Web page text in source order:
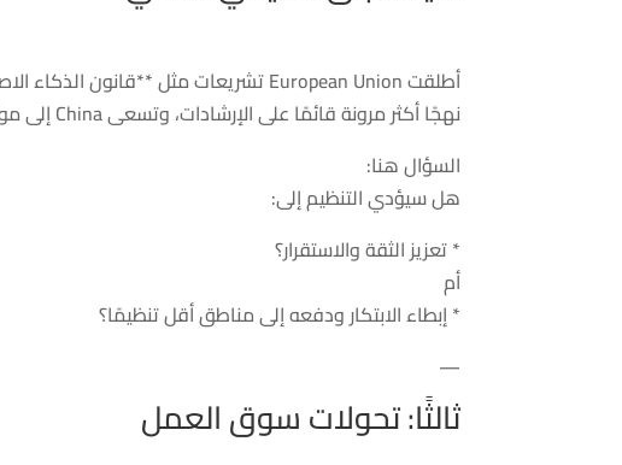
نهجًا أكثر مرونة قائمًا على الإرشادات، وتسعى China إلى موازنة الابتكار بالرقابة الصارمة.
السؤال هنا:
هل سيؤدي التنظيم إلى:
* تعزيز الثقة والاستقرار؟
أم
* إبطاء الابتكار ودفعه إلى مناطق أقل تنظيمًا؟
—
ثالثًا: تحولات سوق العمل